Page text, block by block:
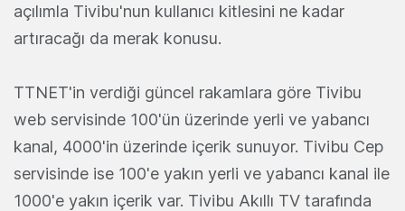
açılımla Tivibu'nun kullanıcı kitlesini ne kadar
artıracağı da merak konusu.
TTNET'in verdiği güncel rakamlara göre Tivibu
web servisinde 100'ün üzerinde yerli ve yabancı
kanal, 4000'in üzerinde içerik sunuyor. Tivibu Cep
servisinde ise 100'e yakın yerli ve yabancı kanal ile
1000'e yakın içerik var. Tivibu Akıllı TV tarafında